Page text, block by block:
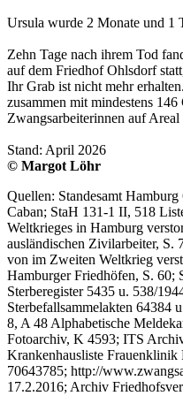
Ursula wurde 2 Monate und 1
Zehn Tage nach ihrem Tod
auf dem Friedhof Ohlsdorf
Ihr Grab ist nicht mehr
zusammen mit mindestens
Zwangsarbeiterinnen auf Areal
Stand: April 2026
© Margot Löhr
Quellen: Standesamt
Caban; StaH 131-1 II, 518
Weltkrieges in Hamburg
ausländischen Zivilarbeiter, S.
von im Zweiten Weltkrieg
Hamburger Friedhöfen, S. 60;
Sterberegister 5435 u. 538/
Sterbefallsammelakten 64384
8, A 48 Alphabetische
Fotoarchiv, K 4593; ITS
Krankenhausliste Frauenklinik
70643785; http://
17.2.2016; Archiv